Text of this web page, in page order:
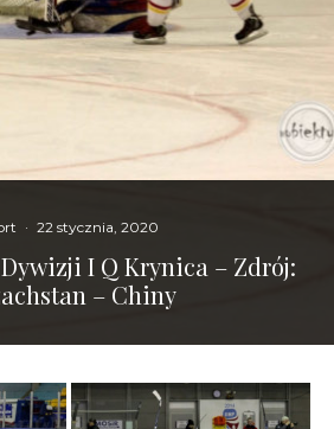
· 22 stycznia, 2020
I Q Krynica – Zdrój:
– Chiny